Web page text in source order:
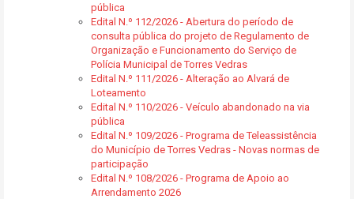
pública
Edital N.º 112/2026 - Abertura do período de
consulta pública do projeto de Regulamento de
Organização e Funcionamento do Serviço de
Polícia Municipal de Torres Vedras
Edital N.º 111/2026 - Alteração ao Alvará de
Loteamento
Edital N.º 110/2026 - Veículo abandonado na via
pública
Edital N.º 109/2026 - Programa de Teleassistência
do Município de Torres Vedras - Novas normas de
participação
Edital N.º 108/2026 - Programa de Apoio ao
Arrendamento 2026